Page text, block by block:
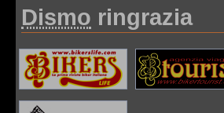
Dismo ringrazia